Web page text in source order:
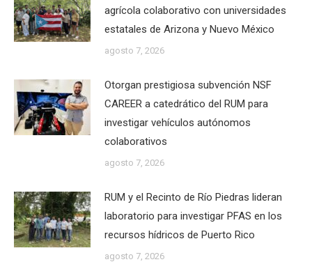
agrícola colaborativo con universidades
estatales de Arizona y Nuevo México
agosto 7, 2026
Otorgan prestigiosa subvención NSF
CAREER a catedrático del RUM para
investigar vehículos autónomos
colaborativos
agosto 7, 2026
RUM y el Recinto de Río Piedras lideran
laboratorio para investigar PFAS en los
recursos hídricos de Puerto Rico
agosto 7, 2026